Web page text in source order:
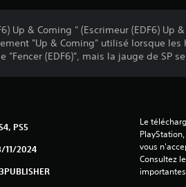
Up & Coming " (Escrimeur (EDF6) Up
"Up & Coming" utilisé lorsque
(EDF6)", mais la jauge de SP
PS5
11/2024
Le
vous
Consultez